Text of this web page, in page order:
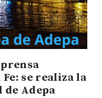
se realiza la
de Adepa